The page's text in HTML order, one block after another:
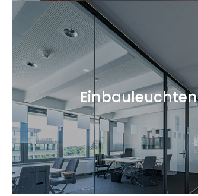
Einbauleuchten